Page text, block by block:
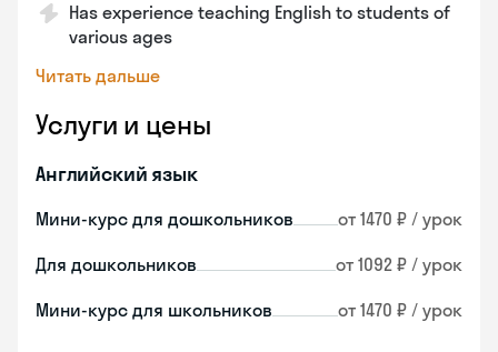
Has experience teaching English to students of
various ages
Читать дальше
Услуги и цены
Английский язык
Мини-курс для дошкольников от 1470 ₽ / урок
Для дошкольников от 1092 ₽ / урок
Мини-курс для школьников от 1470 ₽ / урок